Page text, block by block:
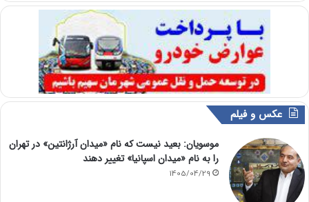
عکس و فیلم
موسویان: بعید نیست که نام «میدان آرژانتین» در تهران
را به نام «میدان اسپانیا» تغییر دهند
1405/04/29